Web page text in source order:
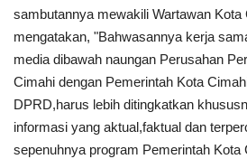
sambutannya mewakili Wartawan Kota
mengatakan, "Bahwasannya kerja
media dibawah naungan Perusahan
Cimahi dengan Pemerintah Kota
DPRD,harus lebih ditingkatkan
informasi yang aktual,faktual dan
sepenuhnya program Pemerintah Kota